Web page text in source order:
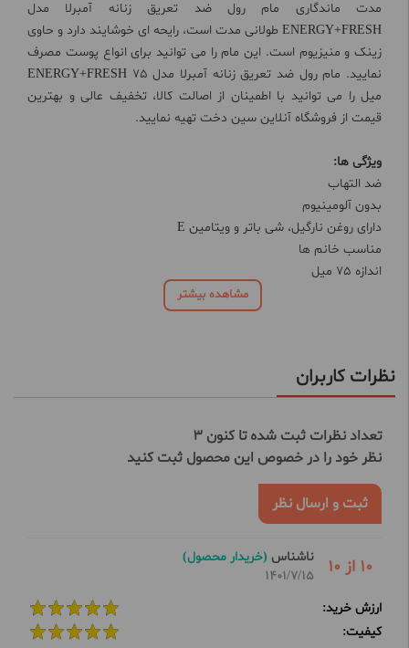
مدت ماندگاری مام رول ضد تعریق زنانه آمبرلا مدل
ENERGY+FRESH طولانی مدت است، رایحه ای خوشایند دارد و حاوی
زینک و منیزیوم است. این مام را می توانید برای انواع پوست مصرف
نمایید. مام رول ضد تعریق زنانه آمبرلا مدل ENERGY+FRESH 75
میل را می توانید با اطمینان از اصالت کالا، تخفیف عالی و بهترین
قیمت از فروشگاه آنلاین سین دخت تهیه نمایید.
ویژگی ها:
ضد التهاب
بدون آلومینیوم
دارای روغن نارگیل، شی باتر و ویتامین E
مناسب خانم ها
اندازه 75 میل
مشاهده بیشتر
نظرات کاربران
تعداد نظرات ثبت شده تا کنون 3
نظر خود را در خصوص این محصول ثبت کنید
ثبت و ارسال نظر
10 از 10 ناشناس (خریدار محصول)
1401/7/15
ارزش خرید:
کیفیت: